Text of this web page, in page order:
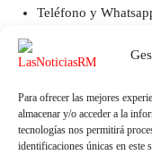
Para ofrecer las mejores
almacenar y/o acceder a la
tecnologías nos permitirá
identificaciones únicas en este
Teléfono y